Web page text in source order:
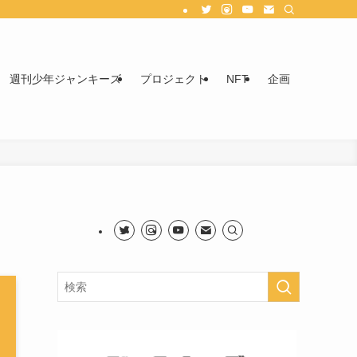
週刊少年ジャンキーズ プロジェクト NFT 企画